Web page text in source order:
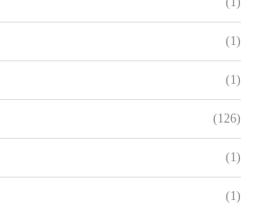
(1)
(1)
(126)
(1)
(1)